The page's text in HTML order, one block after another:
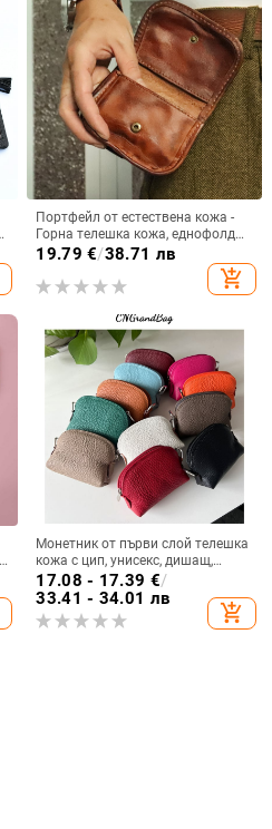
Портфейл от естествена кожа -
Горна телешка кожа, еднофолд
портфейл за карти и шофьорска
19.79 €/38.71 лв
add_shopping_cart
Монетник от първи слой телешка
кожа с цип, унисекс, дишащ,
водоустойчив, ултралек и
издръжлив
17.08 - 17.39 €/
33.41 - 34.01 лв
add_shopping_cart